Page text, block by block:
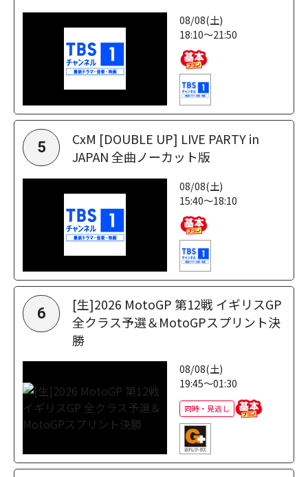
08/08(土)
18:10～21:50
5
CxM [DOUBLE UP] LIVE PARTY in
JAPAN 全曲ノーカット版
08/08(土)
15:40～18:10
6
[生]2026 MotoGP 第12戦 イギリスGP
全クラス予選＆MotoGPスプリント決
勝
08/08(土)
19:45～01:30
同時・見逃し